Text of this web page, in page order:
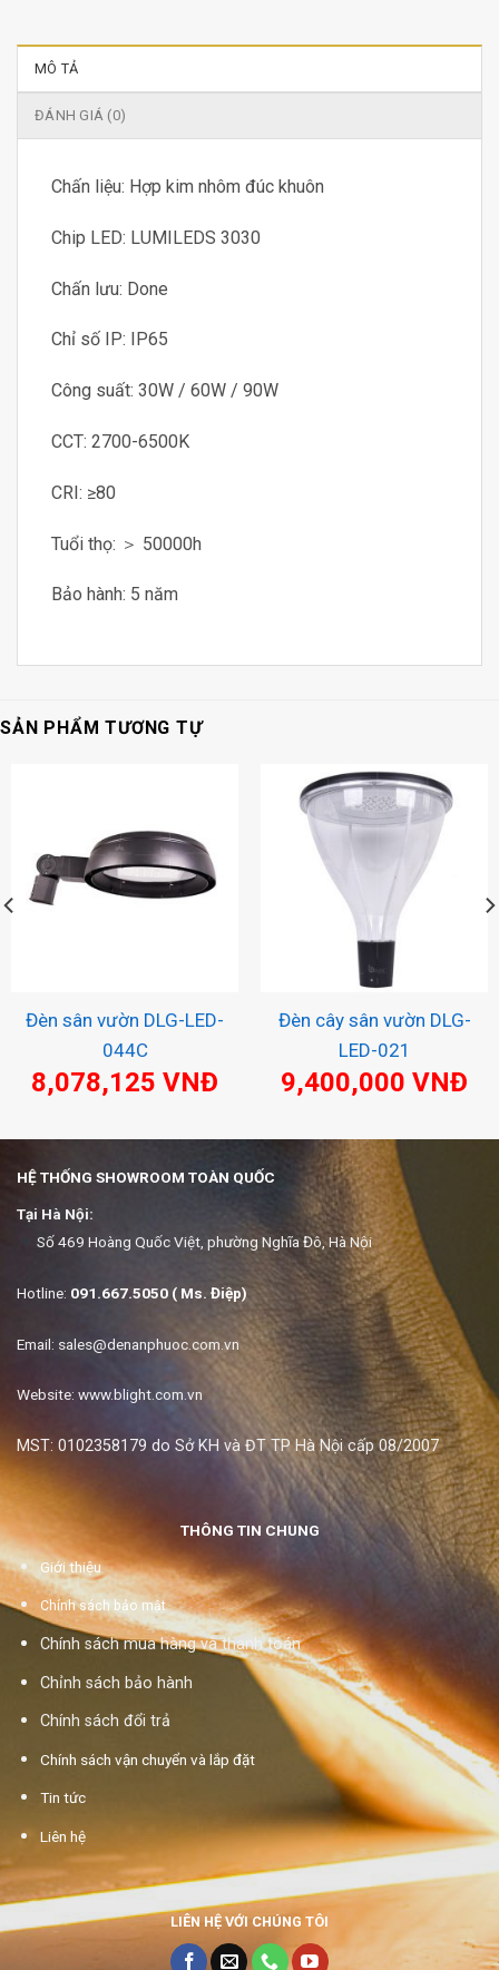
MÔ TẢ
ĐÁNH GIÁ (0)
Chấn liệu: Hợp kim nhôm đúc khuôn
Chip LED: LUMILEDS 3030
Chấn lưu: Done
Chỉ số IP: IP65
Công suất: 30W / 60W / 90W
CCT: 2700-6500K
CRI: ≥80
Tuổi thọ: ＞ 50000h
Bảo hành: 5 năm
SẢN PHẨM TƯƠNG TỰ
Đèn sân vườn DLG-LED-
044C
8,078,125 VNĐ
Đèn cây sân vườn DLG-
LED-021
9,400,000 VNĐ
HỆ THỐNG SHOWROOM TOÀN QUỐC
Tại Hà Nội:
Số 469 Hoàng Quốc Việt, phường Nghĩa Đô, Hà Nội
Hotline: 091.667.5050 ( Ms. Điệp)
Email: sales@denanphuoc.com.vn
Website: www.blight.com.vn
MST: 0102358179 do Sở KH và ĐT TP Hà Nội cấp 08/2007
THÔNG TIN CHUNG
Giới thiệu
Chính sách bảo mật
Chính sách mua hàng và thanh toán
Chỉnh sách bảo hành
Chính sách đổi trả
Chính sách vận chuyển và lắp đặt
Tin tức
Liên hệ
LIÊN HỆ VỚI CHÚNG TÔI